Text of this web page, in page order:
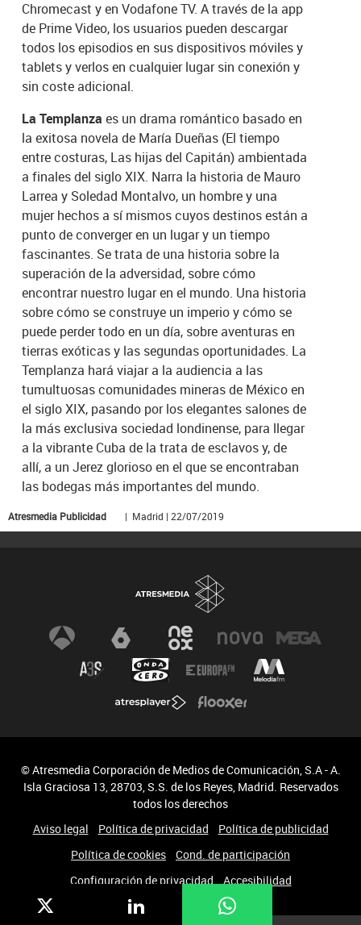
Chromecast y en Vodafone TV. A través de la app
de Prime Video, los usuarios pueden descargar
todos los episodios en sus dispositivos móviles y
tablets y verlos en cualquier lugar sin conexión y
sin coste adicional.
La Templanza es un drama romántico basado en
la exitosa novela de María Dueñas (El tiempo
entre costuras, Las hijas del Capitán) ambientada
a finales del siglo XIX. Narra la historia de Mauro
Larrea y Soledad Montalvo, un hombre y una
mujer hechos a sí mismos cuyos destinos están a
punto de converger en un lugar y un tiempo
fascinantes. Se trata de una historia sobre la
superación de la adversidad, sobre cómo
encontrar nuestro lugar en el mundo. Una historia
sobre cómo se construye un imperio y cómo se
puede perder todo en un día, sobre aventuras en
tierras exóticas y las segundas oportunidades. La
Templanza hará viajar a la audiencia a las
tumultuosas comunidades mineras de México en
el siglo XIX, pasando por los elegantes salones de
la más exclusiva sociedad londinense, para llegar
a la vibrante Cuba de la trata de esclavos y, de
allí, a un Jerez glorioso en el que se encontraban
las bodegas más importantes del mundo.
Atresmedia Publicidad | Madrid | 22/07/2019
© Atresmedia Corporación de Medios de Comunicación, S.A - A.
Isla Graciosa 13, 28703, S.S. de los Reyes, Madrid. Reservados
todos los derechos
Aviso legal
Política de privacidad
Política de publicidad
Política de cookies
Cond. de participación
Configuración de privacidad
Accesibilidad